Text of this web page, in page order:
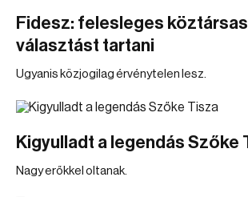
Fidesz: felesleges
választást tartani
Ugyanis közjogilag érvénytelen lesz.
Kigyulladt a legendás Szőke
Nagy erőkkel oltanak.